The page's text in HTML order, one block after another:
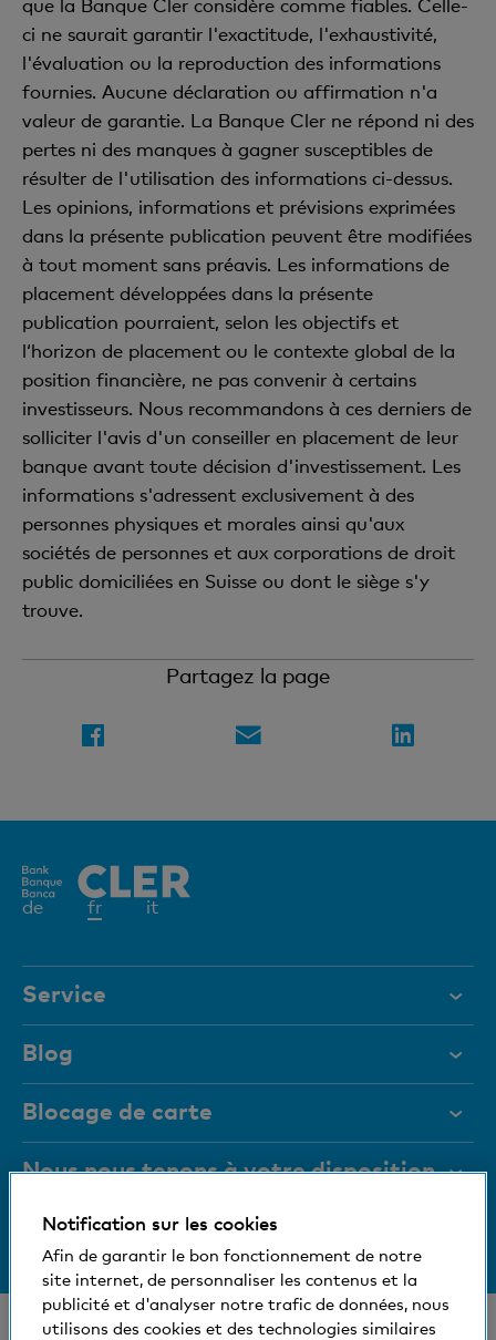
que la Banque Cler considère comme fiables. Celle-
ci ne saurait garantir l'exactitude, l'exhaustivité,
l'évaluation ou la reproduction des informations
fournies. Aucune déclaration ou affirmation n'a
valeur de garantie. La Banque Cler ne répond ni des
pertes ni des manques à gagner susceptibles de
résulter de l'utilisation des informations ci-dessus.
Les opinions, informations et prévisions exprimées
dans la présente publication peuvent être modifiées
à tout moment sans préavis. Les informations de
placement développées dans la présente
publication pourraient, selon les objectifs et
l‘horizon de placement ou le contexte global de la
position financière, ne pas convenir à certains
investisseurs. Nous recommandons à ces derniers de
solliciter l'avis d'un conseiller en placement de leur
banque avant toute décision d'investissement. Les
informations s'adressent exclusivement à des
personnes physiques et morales ainsi qu'aux
sociétés de personnes et aux corporations de droit
public domiciliées en Suisse ou dont le siège s'y
trouve.
Partagez la page
de frElément
it
Service
Aide et contact
Documents
Magazine
Organes de direction
Medias
Social et compatible avec l'environnement
Blog
Blocage de carte
+41 (0)800 88 99 66
Nous nous tenons à votre disposition
Aide et contact
Informations relatives à la banque
© Banque Cler
Notification sur les cookies
Afin de garantir le bon fonctionnement de notre
site internet, de personnaliser les contenus et la
publicité et d'analyser notre trafic de données, nous
utilisons des cookies et des technologies similaires